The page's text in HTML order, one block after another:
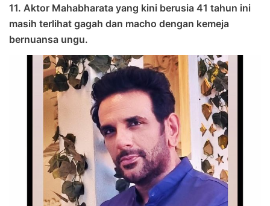
11. Aktor Mahabharata yang kini berusia 41 tahun ini
masih terlihat gagah dan macho dengan kemeja
bernuansa ungu.